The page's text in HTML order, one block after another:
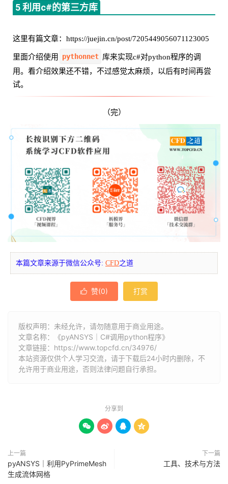
5 利用c#的第三方库
这里有篇文章：https://juejin.cn/post/7205449056071123005
里面介绍使用 pythonnet 库来实现c#对python程序的调
用。看介绍效果还不错，不过感觉太麻烦，以后有时间再尝
试。
（完）
本篇文章来源于微信公众号: CFD之道
 赞(0) 打赏
版权声明：未经允许，请勿随意用于商业用途。
文章名称：《pyANSYS｜C#调用python程序》
文章链接： https://www.topcfd.cn/34976/
本站资源仅供个人学习交流，请于下载后24小时内删除，不
允许用于商业用途，否则法律问题自行承担。
分享到
   
上一篇
pyANSYS｜利用PyPrimeMesh
生成流体网格
下一篇
工具、技术与方法